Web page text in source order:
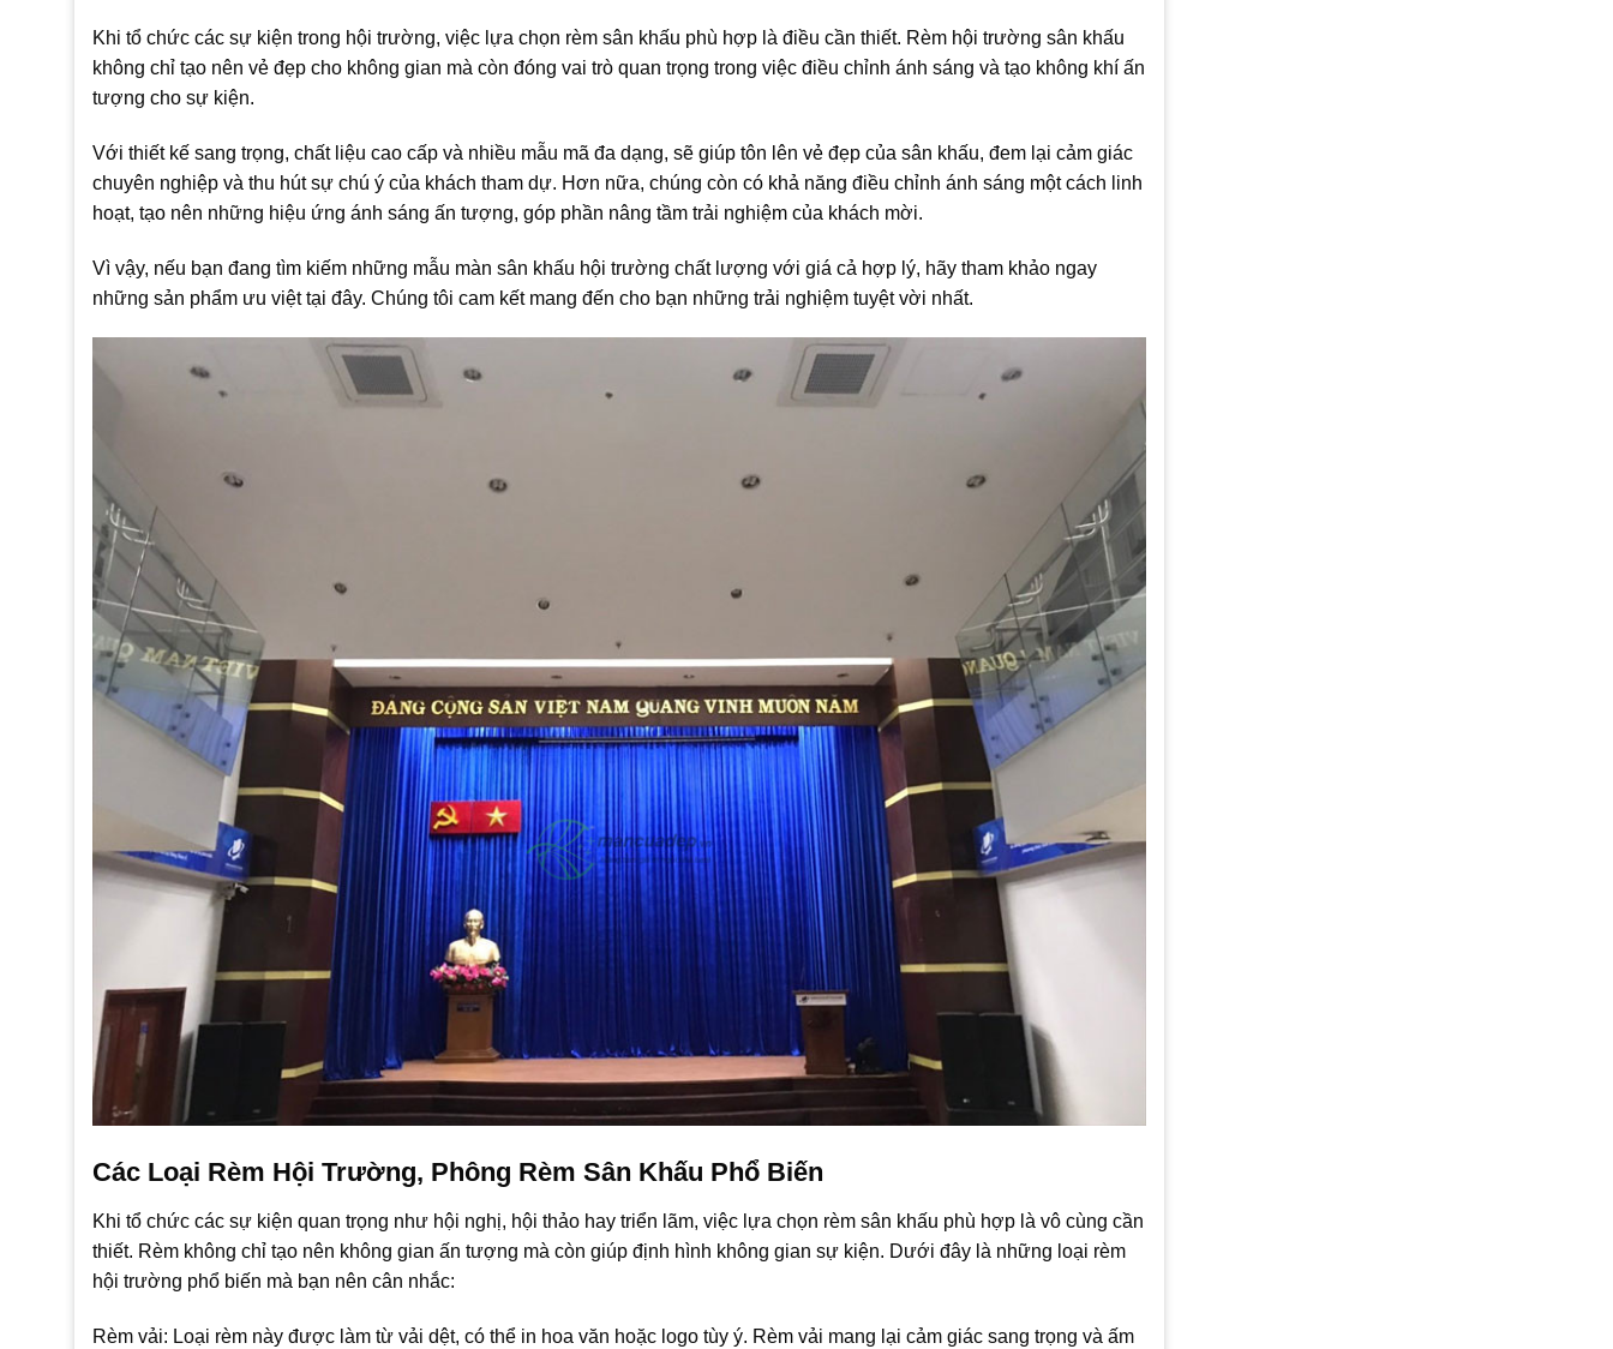
Khi tổ chức các sự kiện trong hội trường, việc lựa chọn rèm sân khấu phù hợp là điều cần thiết. Rèm hội trường sân khấu
không chỉ tạo nên vẻ đẹp cho không gian mà còn đóng vai trò quan trọng trong việc điều chỉnh ánh sáng và tạo không khí ấn
tượng cho sự kiện.
Với thiết kế sang trọng, chất liệu cao cấp và nhiều mẫu mã đa dạng, sẽ giúp tôn lên vẻ đẹp của sân khấu, đem lại cảm giác
chuyên nghiệp và thu hút sự chú ý của khách tham dự. Hơn nữa, chúng còn có khả năng điều chỉnh ánh sáng một cách linh
hoạt, tạo nên những hiệu ứng ánh sáng ấn tượng, góp phần nâng tầm trải nghiệm của khách mời.
Vì vậy, nếu bạn đang tìm kiếm những mẫu màn sân khấu hội trường chất lượng với giá cả hợp lý, hãy tham khảo ngay
những sản phẩm ưu việt tại đây. Chúng tôi cam kết mang đến cho bạn những trải nghiệm tuyệt vời nhất.
Các Loại Rèm Hội Trường, Phông Rèm Sân Khấu Phổ Biến
Khi tổ chức các sự kiện quan trọng như hội nghị, hội thảo hay triển lãm, việc lựa chọn rèm sân khấu phù hợp là vô cùng cần
thiết. Rèm không chỉ tạo nên không gian ấn tượng mà còn giúp định hình không gian sự kiện. Dưới đây là những loại rèm
hội trường phổ biến mà bạn nên cân nhắc:
Rèm vải: Loại rèm này được làm từ vải dệt, có thể in hoa văn hoặc logo tùy ý. Rèm vải mang lại cảm giác sang trọng và ấm